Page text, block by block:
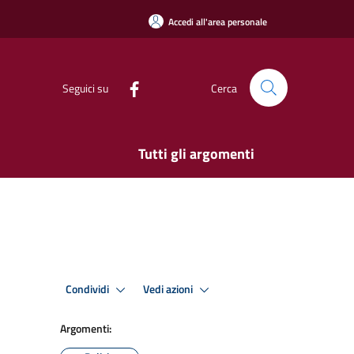
Accedi all'area personale
Seguici su Cerca
Tutti gli argomenti
Condividi Vedi azioni
Argomenti: